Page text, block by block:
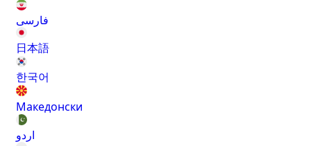
فارسی
日本語
한국어
Македонски
اردو